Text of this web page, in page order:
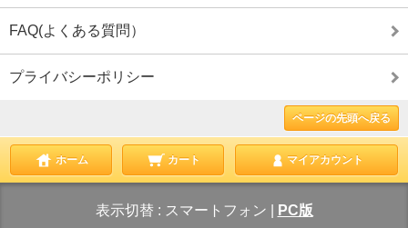
FAQ(よくある質問）
プライバシーポリシー
ページの先頭へ戻る
ホーム カート マイアカウント
表示切替 : スマートフォン PC版